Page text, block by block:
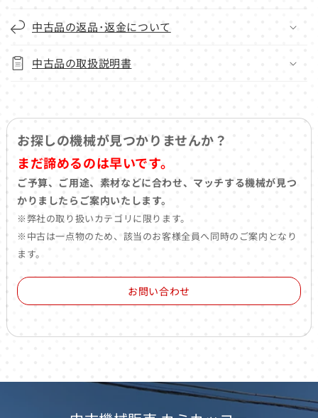
中古品の返品･返金について
中古品の取扱説明書
お探しの機械が見つかりませんか？
まだ諦めるのは早いです。
ご予算、ご用途、素材などに合わせ、マッチする機械が見つ
かりましたらご案内いたします。
※弊社の取り扱いカテゴリに限ります。
※中古は一点物のため、該当のお客様全員へ同時のご案内となり
ます。
お問い合わせ